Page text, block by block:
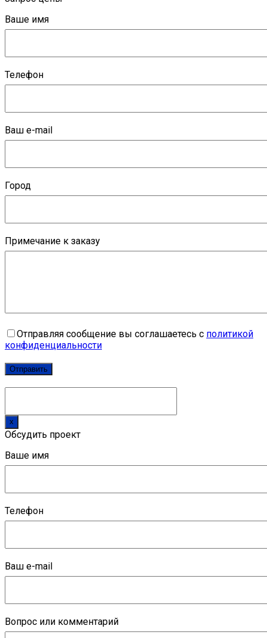
Ваше имя
Телефон
Ваш e-mail
Город
Примечание к заказу
Отправляя сообщение вы соглашаетесь с политикой
конфиденциальности
x
Обсудить проект
Ваше имя
Телефон
Ваш e-mail
Вопрос или комментарий